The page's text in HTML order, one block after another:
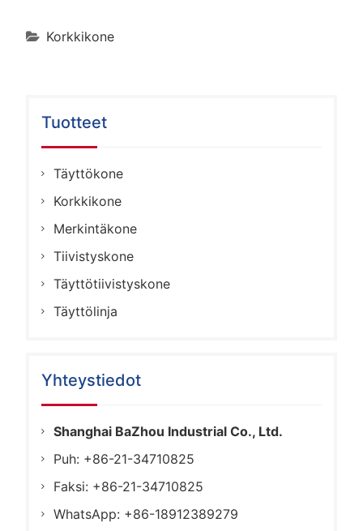
Korkkikone
Tuotteet
Täyttökone
Korkkikone
Merkintäkone
Tiivistyskone
Täyttötiivistyskone
Täyttölinja
Yhteystiedot
Shanghai BaZhou Industrial Co., Ltd.
Puh: +86-21-34710825
Faksi: +86-21-34710825
WhatsApp: +86-18912389279